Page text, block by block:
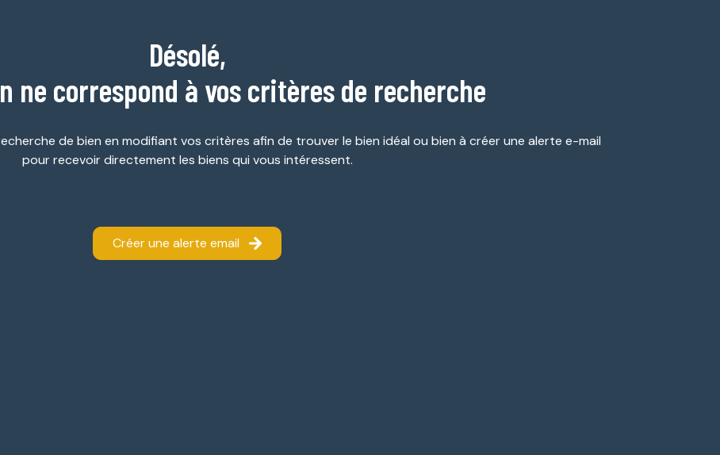
Désolé,
ne correspond à vos critères de recherche
de bien en modifiant vos critères afin de trouver le bien idéal ou bien à créer une alerte e-mail
pour recevoir directement les biens qui vous intéressent.
Créer une alerte email